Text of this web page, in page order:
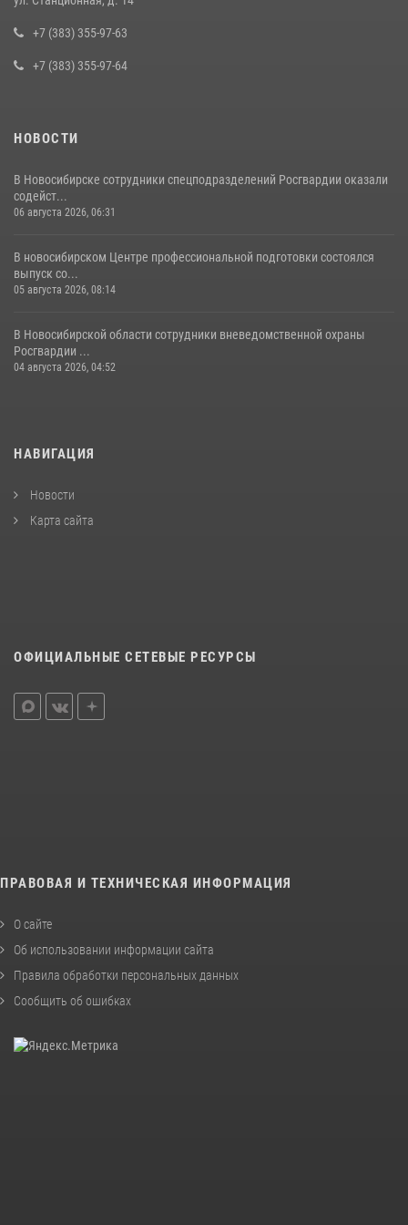
10 июля 2026, 04:33
+7 (383) 355-97-63
+7 (383) 355-97-64
НОВОСТИ
В Новосибирске сотрудники спецподразделений Росгвардии оказали
содейст...
06 августа 2026, 06:31
В новосибирском Центре профессиональной подготовки состоялся
выпуск со...
05 августа 2026, 08:14
В Новосибирской области сотрудники вневедомственной охраны
Росгвардии ...
04 августа 2026, 04:52
НАВИГАЦИЯ
Новости
Карта сайта
ОФИЦИАЛЬНЫЕ СЕТЕВЫЕ РЕСУРСЫ
ПРАВОВАЯ И ТЕХНИЧЕСКАЯ ИНФОРМАЦИЯ
О сайте
Об использовании информации сайта
Правила обработки персональных данных
Сообщить об ошибках